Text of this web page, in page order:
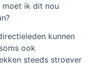
moet ik dit nou
kunnen
ook
steeds stroever